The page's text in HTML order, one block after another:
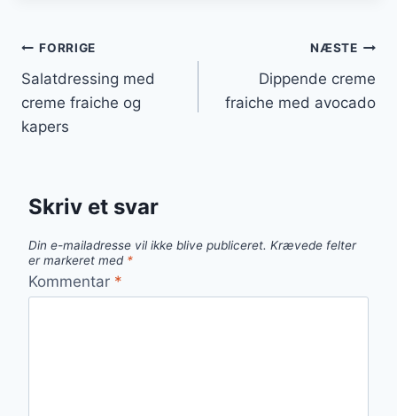
Indlægsnavigation
FORRIGE
Salatdressing med
creme fraiche og
kapers
NÆSTE
Dippende creme
fraiche med avocado
Skriv et svar
Din e-mailadresse vil ikke blive publiceret. Krævede felter
er markeret med *
Kommentar *